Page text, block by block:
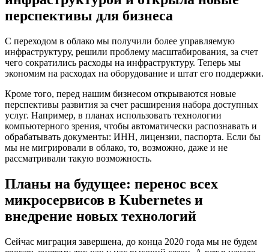
перспективы для бизнеса
С переходом в облако мы получили более управляемую
инфраструктуру, решили проблему масштабирования, за счет
чего сократились расходы на инфраструктуру. Теперь мы
экономим на расходах на оборудование и штат его поддержки.
Кроме того, перед нашим бизнесом открываются новые
перспективы развития за счет расширения набора доступных
услуг. Например, в планах использовать технологии
компьютерного зрения, чтобы автоматически распознавать и
обрабатывать документы: ИНН, лицензии, паспорта. Если бы
мы не мигрировали в облако, то, возможно, даже и не
рассматривали такую возможность.
Планы на будущее: перенос всех
микросервисов в Kubernetes и
внедрение новых технологий
Сейчас миграция завершена, до конца 2020 года мы не будем